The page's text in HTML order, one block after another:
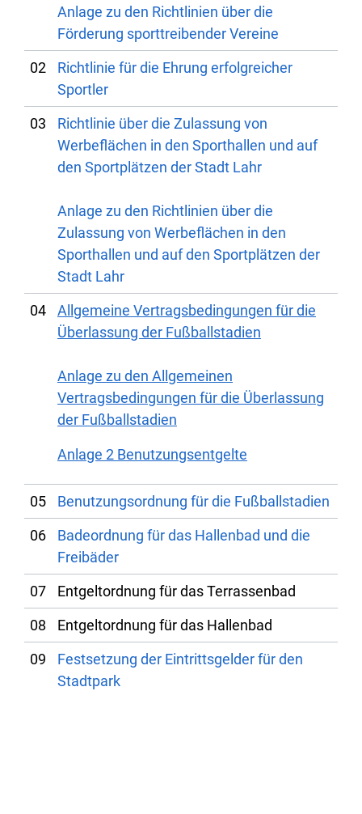
Anlage zu den Richtlinien über die
Förderung sporttreibender Vereine
02
Richtlinie für die Ehrung erfolgreicher
Sportler
03
Richtlinie über die Zulassung von
Werbeflächen in den Sporthallen und auf
den Sportplätzen der Stadt Lahr
Anlage zu den Richtlinien über die
Zulassung von Werbeflächen in den
Sporthallen und auf den Sportplätzen der
Stadt Lahr
04
Allgemeine Vertragsbedingungen für die
Überlassung der Fußballstadien
Anlage zu den Allgemeinen
Vertragsbedingungen für die Überlassung
der Fußballstadien
Anlage 2 Benutzungsentgelte
05
Benutzungsordnung für die Fußballstadien
06
Badeordnung für das Hallenbad und die
Freibäder
07
Entgeltordnung für das Terrassenbad
08
Entgeltordnung für das Hallenbad
09
Festsetzung der Eintrittsgelder für den
Stadtpark